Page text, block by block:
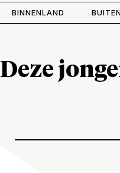
BINNENLAND
Deze